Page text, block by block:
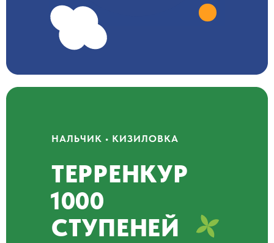
ТЕРРЕНКУР
1000
СТУПЕНЕЙ
НАЛЬЧИК • КИЗИЛОВКА